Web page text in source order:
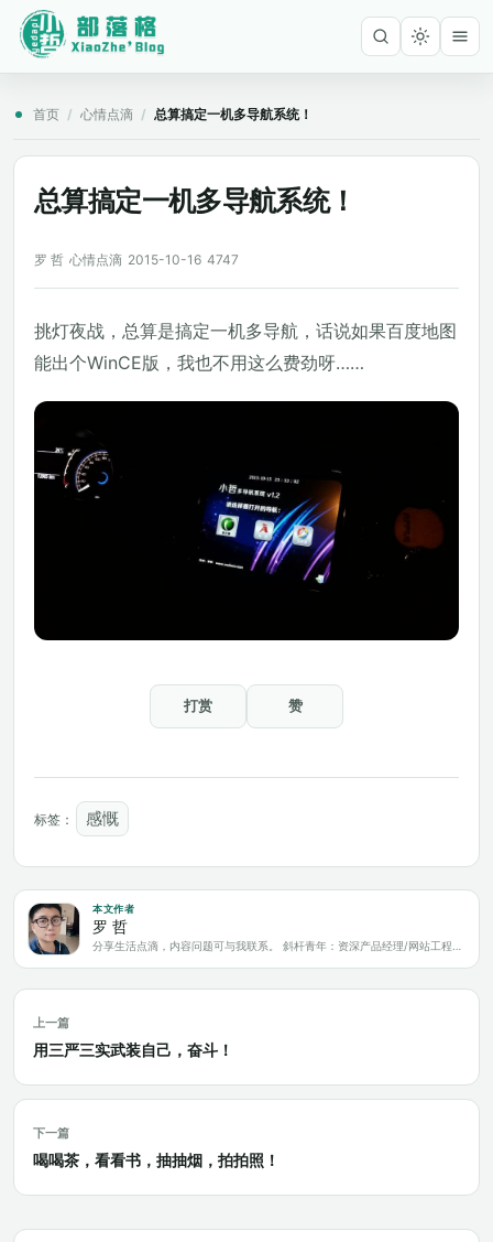
首页 / 心情点滴 / 总算搞定一机多导航系统！
总算搞定一机多导航系统！
罗 哲 心情点滴 2015-10-16 4747
挑灯夜战，总算是搞定一机多导航，话说如果百度地图
能出个WinCE版，我也不用这么费劲呀……
打赏 赞
标签： 感慨
本文作者
罗 哲
上一篇
用三严三实武装自己，奋斗！
下一篇
喝喝茶，看看书，抽抽烟，拍拍照！